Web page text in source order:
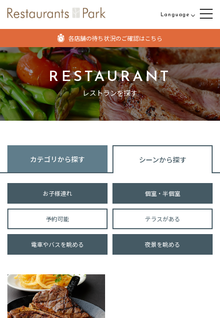
各店舗の待ち状況のご確認はこちら
Language
日本語
English
中文（繁体字）
中文（簡体字）
RESTAURANT
レストランを探す
カテゴリから探す シーンから探す
お子様連れ 個室・半個室
予約可能 テラスがある
電車やバスを眺める 夜景を眺める